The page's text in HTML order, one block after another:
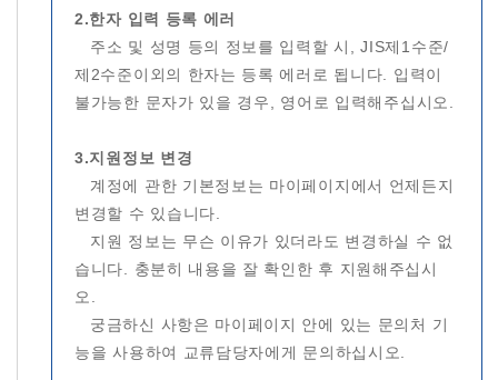
2.한자 입력 등록 에러
주소 및 성명 등의 정보를 입력할 시, JIS제1수준/
제2수준이외의 한자는 등록 에러로 됩니다. 입력이
불가능한 문자가 있을 경우, 영어로 입력해주십시오.
3.지원정보 변경
계정에 관한 기본정보는 마이페이지에서 언제든지
변경할 수 있습니다.
지원 정보는 무슨 이유가 있더라도 변경하실 수 없
습니다. 충분히 내용을 잘 확인한 후 지원해주십시
오.
궁금하신 사항은 마이페이지 안에 있는 문의처 기
능을 사용하여 교류담당자에게 문의하십시오.